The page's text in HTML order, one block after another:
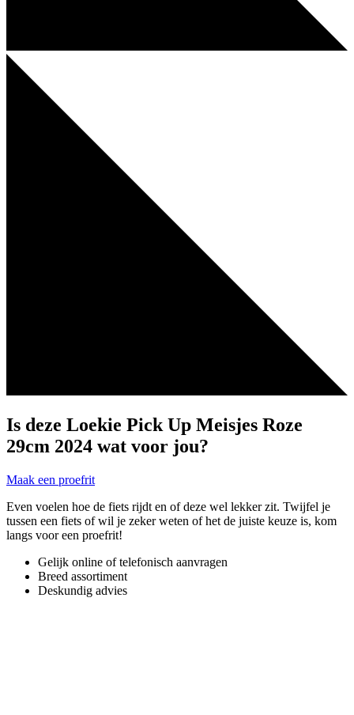
Is deze Loekie Pick Up Meisjes Roze
29cm 2024 wat voor jou?
Maak een proefrit
Even voelen hoe de fiets rijdt en of deze wel lekker zit. Twijfel je
tussen een fiets of wil je zeker weten of het de juiste keuze is, kom
langs voor een proefrit!
Gelijk online of telefonisch aanvragen
Breed assortiment
Deskundig advies